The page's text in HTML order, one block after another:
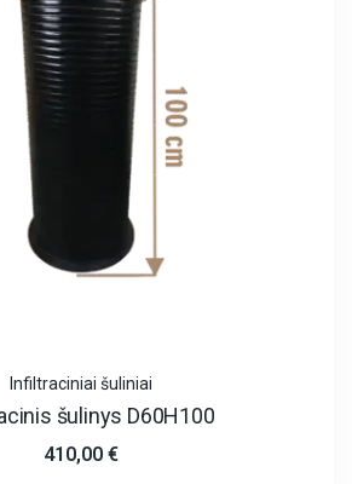
Infiltraciniai šuliniai
šulinys D60H100
410,00 €